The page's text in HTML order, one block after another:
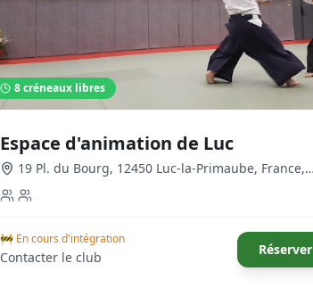
8créneaux libres
Espace d'animation de Luc
19 Pl. du Bourg, 12450 Luc-la-Primaube, France,
Luc-la-Primaube
🚧 En cours d'intégration
Contacter le club Réserver